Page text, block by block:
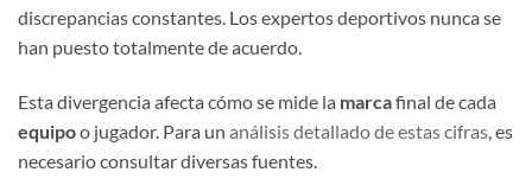
discrepancias constantes. Los expertos deportivos nunca se
han puesto totalmente de acuerdo.
Esta divergencia afecta cómo se mide la marcafinal de cada
equipoo jugador. Para un análisis detallado de estas cifras , es
necesario consultar diversas fuentes.